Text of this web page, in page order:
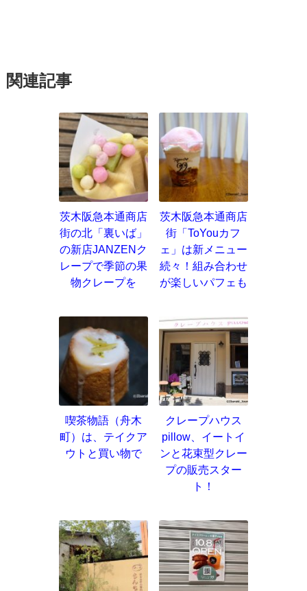
関連記事
茨木阪急本通商店
街の北「裏いば」
の新店JANZENク
レープで季節の果
物クレープを
茨木阪急本通商店
街「ToYouカフ
ェ」は新メニュー
続々！組み合わせ
が楽しいパフェも
喫茶物語（舟木
町）は、テイクア
ウトと買い物で
クレープハウス
pillow、イートイ
ンと花束型クレー
プの販売スター
ト！